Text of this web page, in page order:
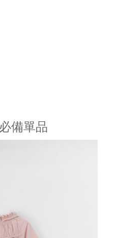
備單品